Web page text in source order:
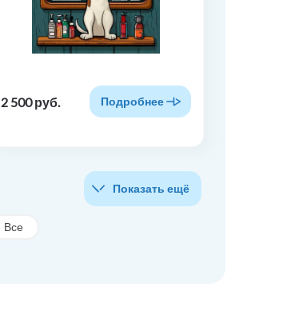
2 500 руб. Подробнее
Показать ещё
Все